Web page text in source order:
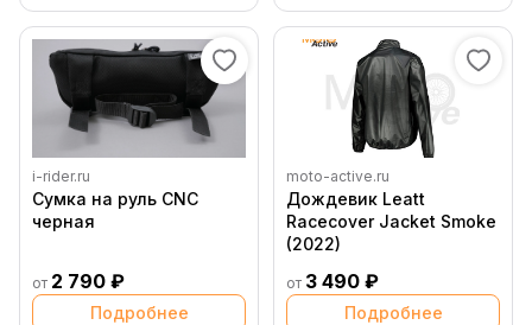
i-rider.ru
Сумка на руль CNC
черная
от 2 790 ₽
Подробнее
moto-active.ru
Дождевик Leatt
Racecover Jacket Smoke
(2022)
от 3 490 ₽
Подробнее